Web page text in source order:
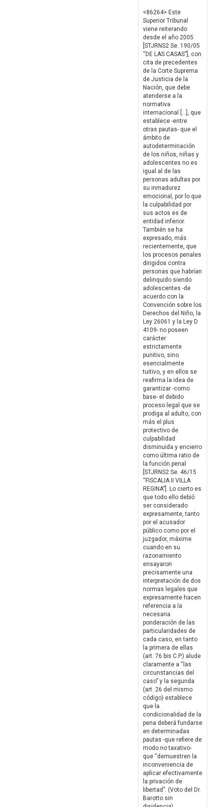
<86264> Este
Superior Tribunal
viene reiterando
desde el año 2005
[STJRNS2 Se. 190/05
“DE LAS CASAS”], con
cita de precedentes
de la Corte Suprema
de Justicia de la
Nación, que debe
atenderse a la
normativa
internacional […], que
establece -entre
otras pautas- que el
ámbito de
autodeterminación
de los niños, niñas y
adolescentes no es
igual al de las
personas adultas por
su inmadurez
emocional, por lo que
la culpabilidad por
sus actos es de
entidad inferior.
También se ha
expresado, más
recientemente, que
los procesos penales
dirigidos contra
personas que habrían
delinquido siendo
adolescentes -de
acuerdo con la
Convención sobre los
Derechos del Niño, la
Ley 26061 y la Ley D
4109- no poseen
carácter
estrictamente
punitivo, sino
esencialmente
tuitivo, y en ellos se
reafirma la idea de
garantizar -como
base- el debido
proceso legal que se
prodiga al adulto, con
más el plus
protectivo de
culpabilidad
disminuida y encierro
como última ratio de
la función penal
[STJRNS2 Se. 46/15
“FISCALIA II VILLA
REGINA”]. Lo cierto es
que todo ello debió
ser considerado
expresamente, tanto
por el acusador
público como por el
juzgador, máxime
cuando en su
razonamiento
ensayaron
precisamente una
interpretación de dos
normas legales que
expresamente hacen
referencia a la
necesaria
ponderación de las
particularidades de
cada caso, en tanto
la primera de ellas
(art. 76 bis C.P.) alude
claramente a “las
circunstancias del
caso” y la segunda
(art. 26 del mismo
código) establece
que la
condicionalidad de la
pena deberá fundarse
en determinadas
pautas -que refiere de
modo no taxativo-
que “demuestren la
inconveniencia de
aplicar efectivamente
la privación de
libertad”. (Voto del Dr.
Barotto sin